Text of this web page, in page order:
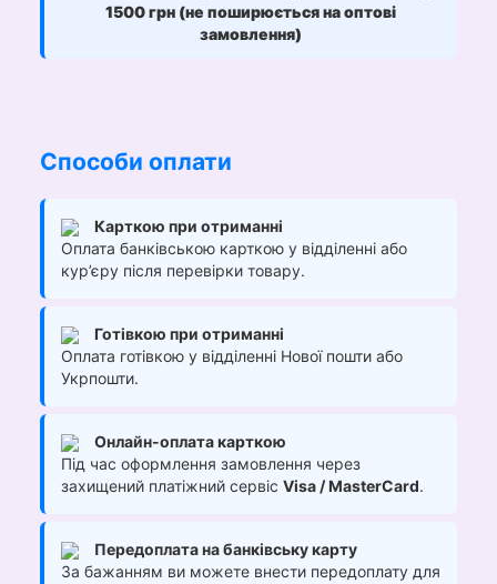
1500 грн (не поширюється на оптові
замовлення)
Способи оплати
Карткою при отриманні
Оплата банківською карткою у відділенні або
кур’єру після перевірки товару.
Готівкою при отриманні
Оплата готівкою у відділенні Нової пошти або
Укрпошти.
Онлайн-оплата карткою
Під час оформлення замовлення через
захищений платіжний сервіс Visa / MasterCard.
Передоплата на банківську карту
За бажанням ви можете внести передоплату для